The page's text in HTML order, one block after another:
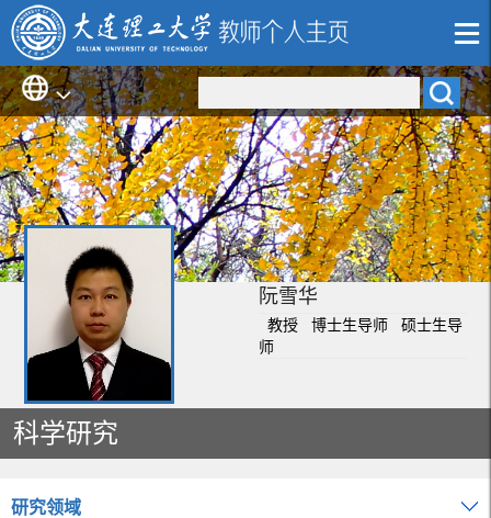
阮雪华
教授 博士生导师 硕士生导
师
科学研究
研究领域